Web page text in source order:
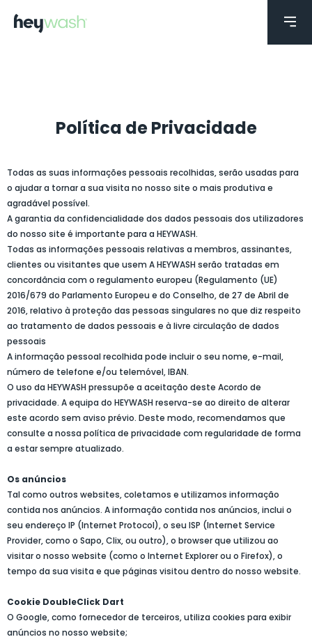
Política de Privacidade
Todas as suas informações pessoais recolhidas, serão usadas para
o ajudar a tornar a sua visita no nosso site o mais produtiva e
agradável possível.
A garantia da confidencialidade dos dados pessoais dos utilizadores
do nosso site é importante para a HEYWASH.
Todas as informações pessoais relativas a membros, assinantes,
clientes ou visitantes que usem A HEYWASH serão tratadas em
concordância com o regulamento europeu (Regulamento (UE)
2016/679 do Parlamento Europeu e do Conselho, de 27 de Abril de
2016, relativo à proteção das pessoas singulares no que diz respeito
ao tratamento de dados pessoais e à livre circulação de dados
pessoais
A informação pessoal recolhida pode incluir o seu nome, e-mail,
número de telefone e/ou telemóvel, IBAN.
O uso da HEYWASH pressupõe a aceitação deste Acordo de
privacidade. A equipa do HEYWASH reserva-se ao direito de alterar
este acordo sem aviso prévio. Deste modo, recomendamos que
consulte a nossa política de privacidade com regularidade de forma
a estar sempre atualizado.
Os anúncios
Tal como outros websites, coletamos e utilizamos informação
contida nos anúncios. A informação contida nos anúncios, inclui o
seu endereço IP (Internet Protocol), o seu ISP (Internet Service
Provider, como o Sapo, Clix, ou outro), o browser que utilizou ao
visitar o nosso website (como o Internet Explorer ou o Firefox), o
tempo da sua visita e que páginas visitou dentro do nosso website.
Cookie DoubleClick Dart
O Google, como fornecedor de terceiros, utiliza cookies para exibir
anúncios no nosso website;